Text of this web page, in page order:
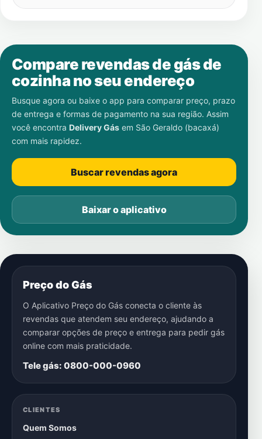
Compare revendas de gás de
cozinha no seu endereço
Busque agora ou baixe o app para comparar preço, prazo
de entrega e formas de pagamento na sua região. Assim
você encontra Delivery Gás em São Geraldo (bacaxá)
com mais rapidez.
Buscar revendas agora
Baixar o aplicativo
Preço do Gás
O Aplicativo Preço do Gás conecta o cliente às
revendas que atendem seu endereço, ajudando a
comparar opções de preço e entrega para pedir gás
online com mais praticidade.
Tele gás: 0800-000-0960
CLIENTES
Quem Somos